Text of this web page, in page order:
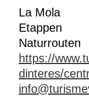
La Mola
Etappen
Naturrouten
https://
dinteres/